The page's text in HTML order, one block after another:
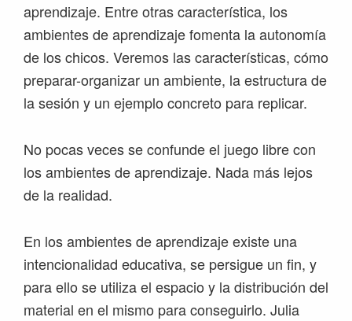
aprendizaje. Entre otras característica, los
ambientes de aprendizaje fomenta la autonomía
de los chicos. Veremos las características, cómo
preparar-organizar un ambiente, la estructura de
la sesión y un ejemplo concreto para replicar.
No pocas veces se confunde el juego libre con
los ambientes de aprendizaje. Nada más lejos
de la realidad.
En los ambientes de aprendizaje existe una
intencionalidad educativa, se persigue un fin, y
para ello se utiliza el espacio y la distribución del
material en el mismo para conseguirlo. Julia